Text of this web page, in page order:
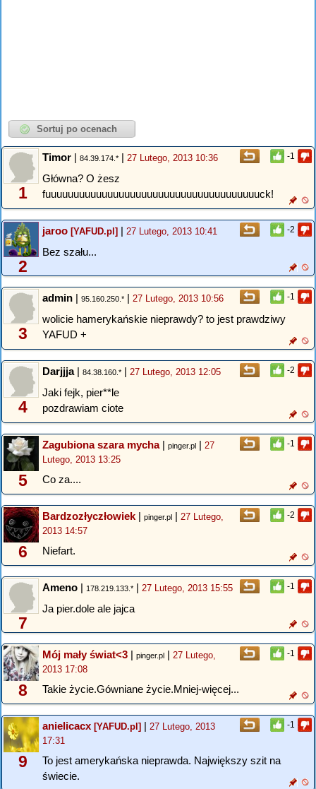
-1
1
Timor | 84.39.174.* | 27 Lutego, 2013 10:36
Główna? O żesz
fuuuuuuuuuuuuuuuuuuuuuuuuuuuuuuuuuuuuuuck!
-2
2
jaroo [YAFUD.pl] | 27 Lutego, 2013 10:41
Bez szału...
-1
3
admin | 95.160.250.* | 27 Lutego, 2013 10:56
wolicie hamerykańskie nieprawdy? to jest prawdziwy
YAFUD +
-2
4
Darjjja| 84.38.160.* | 27 Lutego, 2013 12:05
Jaki fejk, pier**le
pozdrawiam ciote
-1
5
Zagubiona szara mycha| pinger.pl | 27
Lutego, 2013 13:25
Co za....
-2
6
Bardzozłyczłowiek | pinger.pl | 27 Lutego,
2013 14:57
Niefart.
-1
7
Ameno | 178.219.133.* | 27 Lutego, 2013 15:55
Ja pier.dole ale jajca
-1
8
Mój mały świat<3 | pinger.pl | 27 Lutego,
2013 17:08
Takie życie.Gówniane życie.Mniej-więcej...
-1
9
anielicacx [YAFUD.pl] | 27 Lutego, 2013
17:31
To jest amerykańska nieprawda. Największy szit na
świecie.